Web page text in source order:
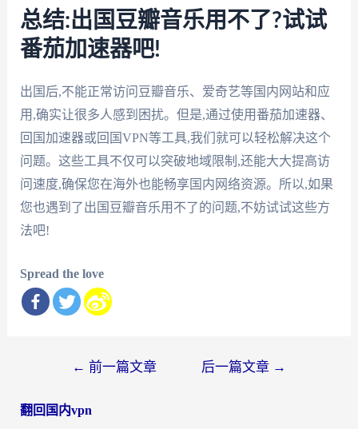
总结:出国豆瓣音乐用不了?试试
番茄加速器吧!
出国后,不能正常访问豆瓣音乐、爱奇艺等国内网站和应
用,确实让很多人感到困扰。但是,通过使用番茄加速器、
回国加速器或回国VPN等工具,我们就可以轻松解决这个
问题。这些工具不仅可以突破地域限制,还能大大提高访
问速度,确保您在海外也能畅享国内网络资源。所以,如果
您也遇到了出国豆瓣音乐用不了的问题,不妨试试这些方
法吧!
Spread the love
导
← 前一篇文章 后一篇文章 →
翻回国内vpn